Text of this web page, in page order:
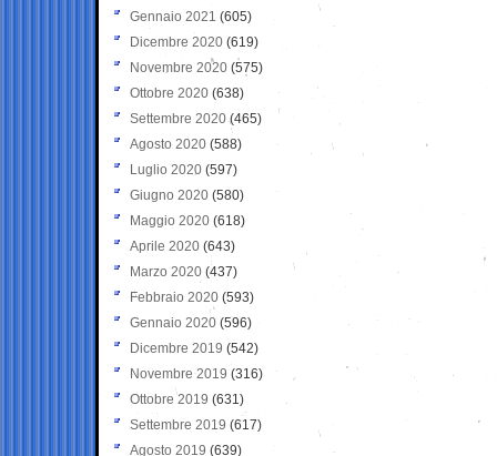
Gennaio 2021 (605)
Dicembre 2020 (619)
Novembre 2020 (575)
Ottobre 2020 (638)
Settembre 2020(465)
Agosto 2020 (588)
Luglio 2020 (597)
Giugno 2020 (580)
Maggio 2020 (618)
Aprile 2020 (643)
Marzo 2020 (437)
Febbraio 2020 (593)
Gennaio 2020 (596)
Dicembre 2019 (542)
Novembre 2019 (316)
Ottobre 2019 (631)
Settembre 2019 (617)
Agosto 2019 (639)